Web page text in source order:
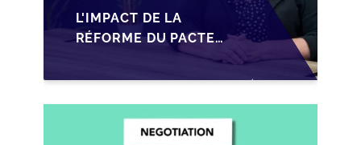
L'IMPACT DE LA
RÉFORME DU PACTE
DUTREIL SUR LA
TRANSMISSION DES